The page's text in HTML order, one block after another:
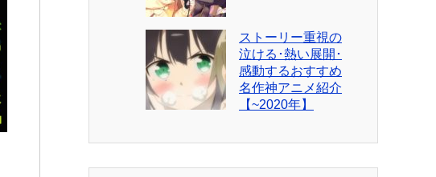
ストーリー重視の
泣ける･熱い展開･
感動するおすすめ
名作神アニメ紹介
【~2020年】